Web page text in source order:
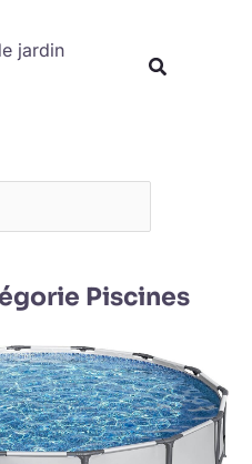
jardin
Piscines